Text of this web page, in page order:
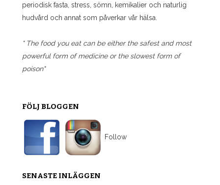
periodisk fasta, stress, sömn, kemikalier och naturlig
hudvård och annat som påverkar vår hälsa.
" The food you eat can be either the safest and most
powerful form of medicine or the slowest form of
poison"
FÖLJ BLOGGEN
Follow
SENASTE INLÄGGEN